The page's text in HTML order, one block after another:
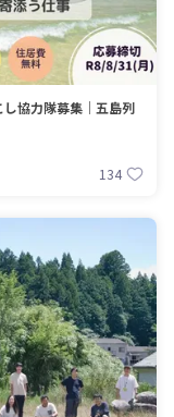
し協力隊募集｜五島列
134